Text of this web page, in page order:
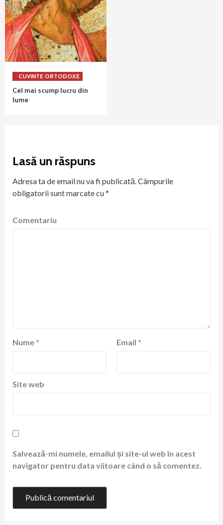
CUVINTE ORTODOXE
Cel mai scump lucru din
lume
Lasă un răspuns
Adresa ta de email nu va fi publicată. Câmpurile
obligatorii sunt marcate cu*
Comentariu
Nume * Email *
Site web
Salvează-mi numele, emailul și site-ul web în acest
navigator pentru data viitoare când o să comentez.